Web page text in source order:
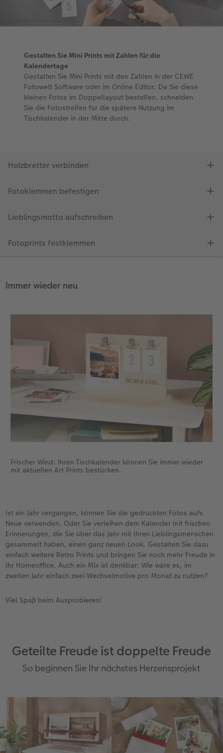
Immer wieder neu
Frischer Wind: Ihren Tischkalender können Sie immer wieder
mit aktuellen Art Prints bestücken.
Ist ein Jahr vergangen, können Sie die gedruckten Fotos aufs
Neue verwenden. Oder Sie verleihen dem Kalender mit frischen
Erinnerungen, die Sie über das Jahr mit Ihren Lieblingsmenschen
gesammelt haben, einen ganz neuen Look. Gestalten Sie dazu
einfach weitere Retro Prints und bringen Sie noch mehr Freude in
Ihr Homeoffice. Auch ein Mix ist denkbar: Wie wäre es, im
zweiten Jahr einfach zwei Wechselmotive pro Monat zu nutzen?
Viel Spaß beim Ausprobieren!
Geteilte Freude ist doppelte Freude
So beginnen Sie Ihr nächstes Herzensprojekt